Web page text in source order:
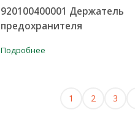
920100400001 Держатель
предохранителя
Подробнее
1 2 3